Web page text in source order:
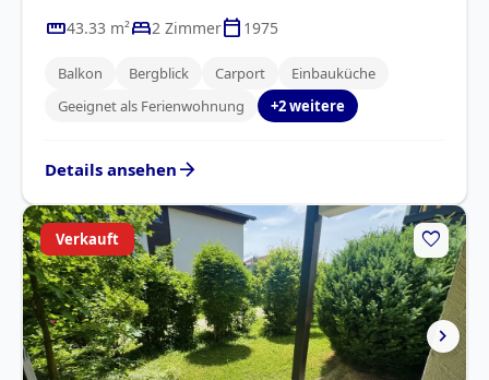
straighten43.33 m²bed2 Zimmercalendar_today 1975
Balkon Bergblick Carport
Einbauküche
Geeignet als Ferienwohnung
+2 weitere
Details ansehen arrow_forward
chevron_right
Verkauft favorite